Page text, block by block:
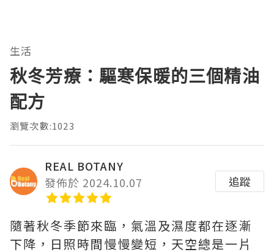
生活
秋冬芳療：驅寒保暖的三個精油
配方
瀏覽次數:1023
REAL BOTANY
發佈於 2024.10.07
追蹤
隨著秋冬季節來臨，氣溫及濕度都在逐漸
下降，日照時間慢慢變短，天空總是一片